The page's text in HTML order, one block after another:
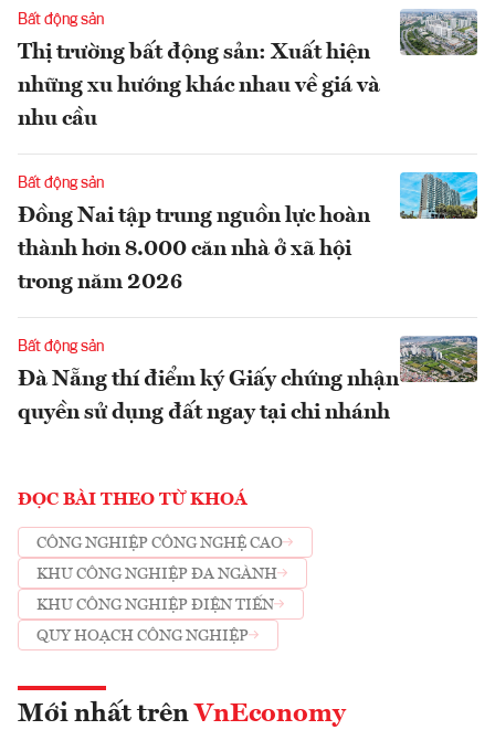
Bất động sản
Thị trường bất động sản: Xuất hiện
những xu hướng khác nhau về giá và
nhu cầu
Bất động sản
Đồng Nai tập trung nguồn lực hoàn
thành hơn 8.000 căn nhà ở xã hội
trong năm 2026
Bất động sản
Đà Nẵng thí điểm ký Giấy chứng nhận
quyền sử dụng đất ngay tại chi nhánh
ĐỌC BÀI THEO TỪ KHOÁ
CÔNG NGHIỆP CÔNG NGHỆ CAO
KHU CÔNG NGHIỆP ĐA NGÀNH
KHU CÔNG NGHIỆP ĐIỆN TIẾN
QUY HOẠCH CÔNG NGHIỆP
Mới nhất trên VnEconomy